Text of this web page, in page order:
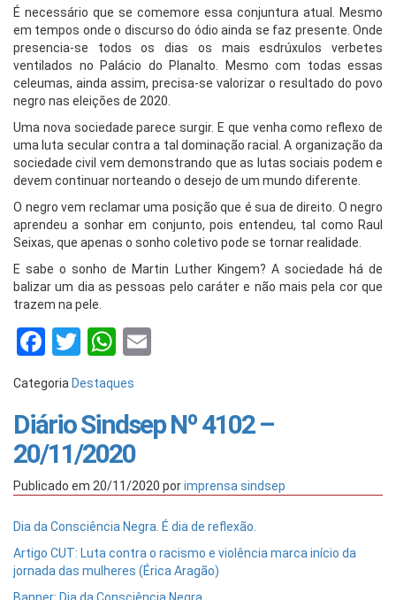
É necessário que se comemore essa conjuntura atual. Mesmo
em tempos onde o discurso do ódio ainda se faz presente. Onde
presencia-se todos os dias os mais esdrúxulos verbetes
ventilados no Palácio do Planalto. Mesmo com todas essas
celeumas, ainda assim, precisa-se valorizar o resultado do povo
negro nas eleições de 2020.
Uma nova sociedade parece surgir. E que venha como reflexo de
uma luta secular contra a tal dominação racial. A organização da
sociedade civil vem demonstrando que as lutas sociais podem e
devem continuar norteando o desejo de um mundo diferente.
O negro vem reclamar uma posição que é sua de direito. O negro
aprendeu a sonhar em conjunto, pois entendeu, tal como Raul
Seixas, que apenas o sonho coletivo pode se tornar realidade.
E sabe o sonho de Martin Luther Kingem? A sociedade há de
balizar um dia as pessoas pelo caráter e não mais pela cor que
trazem na pele.
Facebook
TwitterWhatsApp
Categoria Destaques
Diário Sindsep Nº 4102 –
20/11/2020
Publicado em 20/11/2020 porimprensa sindsep
Dia da Consciência Negra. É dia de reflexão.
Artigo CUT: Luta contra o racismo e violência marca início da
jornada das mulheres (Érica Aragão)